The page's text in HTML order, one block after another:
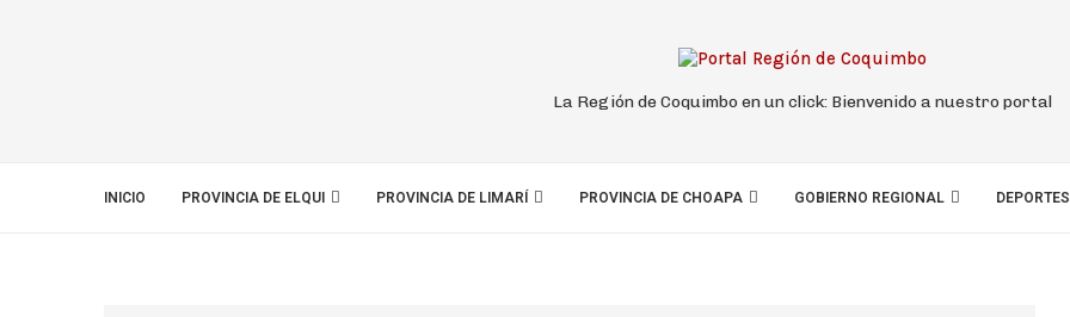
La Región de Coquimbo en un click: Bienvenido a nuestro portal
INICIO PROVINCIA DE ELQUI PROVINCIA DE LIMARÍ PROVINCIA DE CHOAPA GOBIERNO REGIONAL DEPORTES